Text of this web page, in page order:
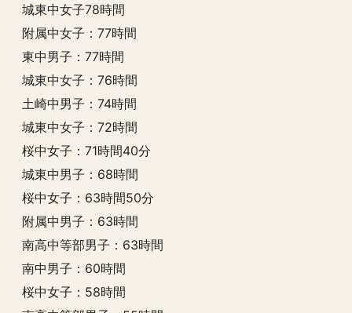
城東中女子78時間
附属中女子：77時間
東中男子：77時間
城東中女子：76時間
土崎中男子：74時間
城東中女子：72時間
桜中女子：71時間40分
城東中男子：68時間
桜中女子：63時間50分
附属中男子：63時間
南高中等部男子：63時間
南中男子：60時間
桜中女子：58時間